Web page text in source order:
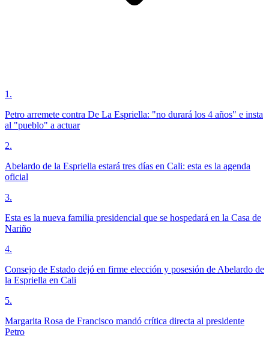
1 .
Petro arremete contra De La Espriella: "no durará los 4 años" e insta
al "pueblo" a actuar
2.
Abelardo de la Espriella estará tres días en Cali: esta es la agenda
oficial
3.
Esta es la nueva familia presidencial que se hospedará en la Casa de
Nariño
4.
Consejo de Estado dejó en firme elección y posesión de Abelardo de
la Espriella en Cali
5.
Margarita Rosa de Francisco mandó crítica directa al presidente
Petro